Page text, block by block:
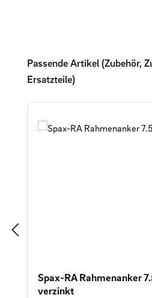
Produktgalerie überspringen
Passende Artikel (Zubehör,
Ersatzteile)
Spax-RA Rahmenanker
verzinkt